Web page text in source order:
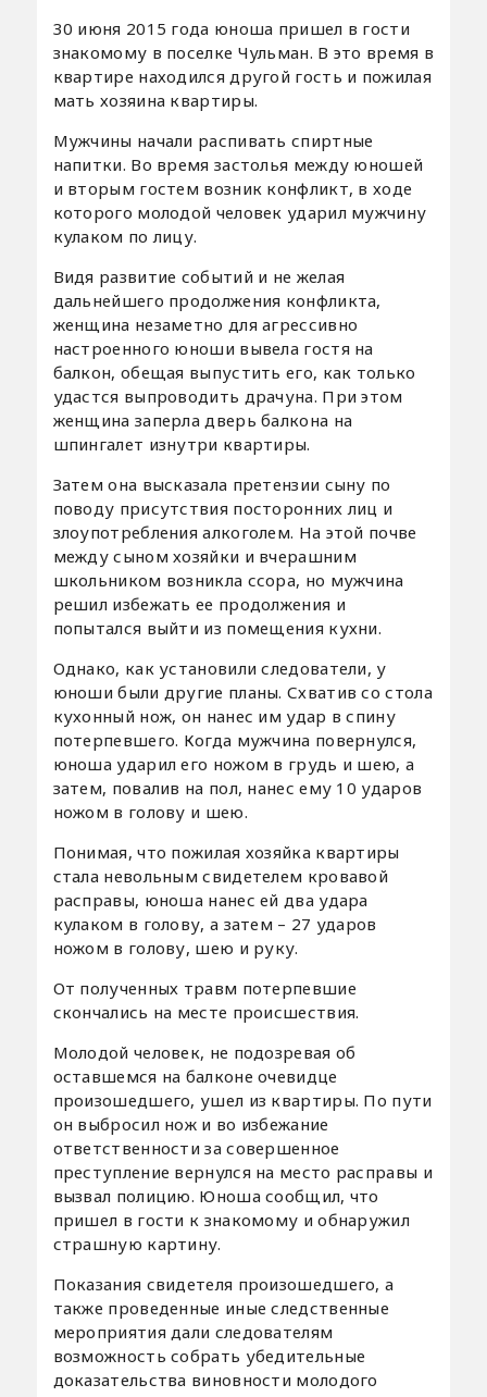
30 июня 2015 года юноша пришел в гости
знакомому в поселке Чульман. В это время в
квартире находился другой гость и пожилая
мать хозяина квартиры.
Мужчины начали распивать спиртные
напитки. Во время застолья между юношей
и вторым гостем возник конфликт, в ходе
которого молодой человек ударил мужчину
кулаком по лицу.
Видя развитие событий и не желая
дальнейшего продолжения конфликта,
женщина незаметно для агрессивно
настроенного юноши вывела гостя на
балкон, обещая выпустить его, как только
удастся выпроводить драчуна. При этом
женщина заперла дверь балкона на
шпингалет изнутри квартиры.
Затем она высказала претензии сыну по
поводу присутствия посторонних лиц и
злоупотребления алкоголем. На этой почве
между сыном хозяйки и вчерашним
школьником возникла ссора, но мужчина
решил избежать ее продолжения и
попытался выйти из помещения кухни.
Однако, как установили следователи, у
юноши были другие планы. Схватив со стола
кухонный нож, он нанес им удар в спину
потерпевшего. Когда мужчина повернулся,
юноша ударил его ножом в грудь и шею, а
затем, повалив на пол, нанес ему 10 ударов
ножом в голову и шею.
Понимая, что пожилая хозяйка квартиры
стала невольным свидетелем кровавой
расправы, юноша нанес ей два удара
кулаком в голову, а затем – 27 ударов
ножом в голову, шею и руку.
От полученных травм потерпевшие
скончались на месте происшествия.
Молодой человек, не подозревая об
оставшемся на балконе очевидце
произошедшего, ушел из квартиры. По пути
он выбросил нож и во избежание
ответственности за совершенное
преступление вернулся на место расправы и
вызвал полицию. Юноша сообщил, что
пришел в гости к знакомому и обнаружил
страшную картину.
Показания свидетеля произошедшего, а
также проведенные иные следственные
мероприятия дали следователям
возможность собрать убедительные
доказательства виновности молодого